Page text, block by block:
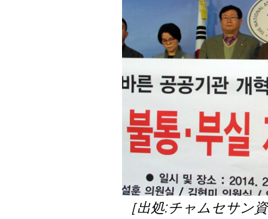
［出処:チャムセサン